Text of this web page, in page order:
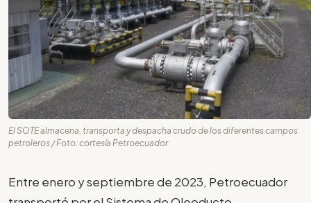
El SOTE almacena, transporta y despacha crudo de los diferentes campos
petroleros / Foto: cortesía Petroecuador
Entre enero y septiembre de 2023, Petroecuador